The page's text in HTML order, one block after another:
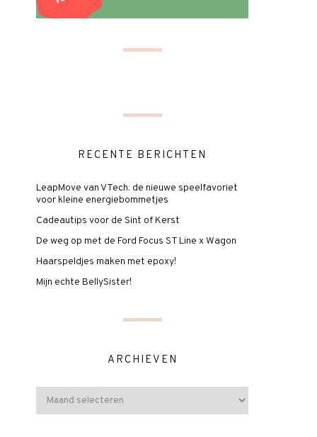
RECENTE BERICHTEN
LeapMove van VTech: de nieuwe speelfavoriet
voor kleine energiebommetjes
Cadeautips voor de Sint of Kerst
De weg op met de Ford Focus ST Line x Wagon
Haarspeldjes maken met epoxy!
Mijn echte BellySister!
ARCHIEVEN